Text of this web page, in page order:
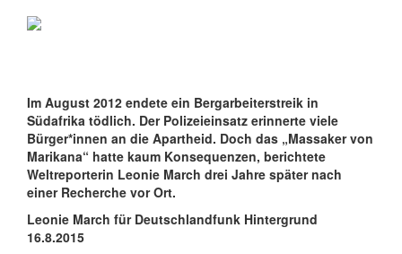
Im August 2012 endete ein Bergarbeiterstreik in
Südafrika tödlich. Der Polizeieinsatz erinnerte viele
Bürger*innen an die Apartheid. Doch das „Massaker von
Marikana“ hatte kaum Konsequenzen, berichtete
Weltreporterin Leonie March drei Jahre später nach
einer Recherche vor Ort.
Leonie March für Deutschlandfunk Hintergrund
16.8.2015